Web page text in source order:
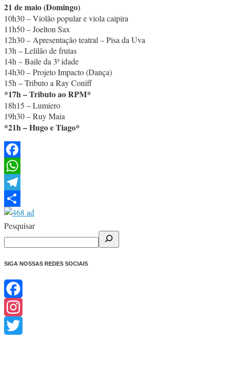
21 de maio (Domingo)
10h30 – Violão popular e viola caipira
11h50 – Joelton Sax
12h30 – Apresentação teatral – Pisa da Uva
13h – Lelilão de frutas
14h – Baile da 3ª idade
14h30 – Projeto Impacto (Dança)
15h – Tributo a Ray Coniff
*17h – Tributo ao RPM*
18h15 – Lumiero
19h30 – Ruy Maia
*21h – Hugo e Tiago*
Facebook
WhatsApp
Telegram
Share
Pesquisar
SIGA NOSSAS REDES SOCIAIS
Facebook
Instagram